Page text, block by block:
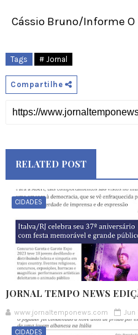
Cássio Bruno/Informe O
Tags # Jornal
Compartilhe
RELATED POST
CIDADES
JORNAL TEMPO NEWS
www.jornaltemponews.com Jun
CIDADES